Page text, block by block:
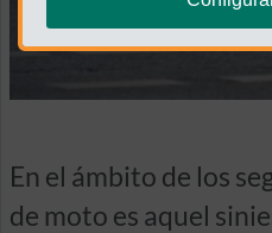
En el ámbito de los
de moto es aquel